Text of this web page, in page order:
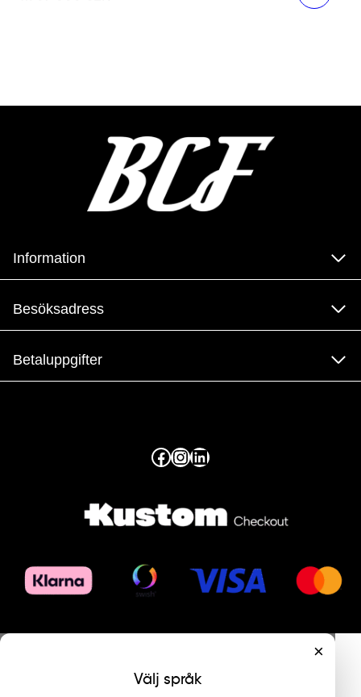
Information
Besöksadress
Betaluppgifter
Facebook
Instagram
LinkedIn
×
Välj språk